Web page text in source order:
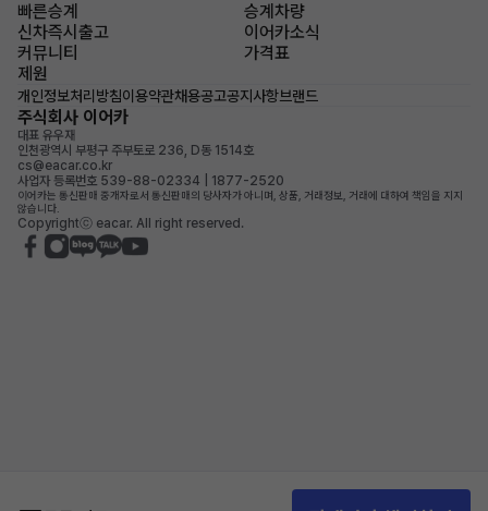
빠른승계
승계차량
신차즉시출고
이어카소식
커뮤니티
가격표
제원
개인정보처리방침이용약관채용공고공지사항브랜드
주식회사 이어카
대표 유우재
인천광역시 부평구 주부토로 236, D동 1514호
cs@eacar.co.kr
사업자 등록번호 539-88-02334 | 1877-2520
이어카는 통신판매 중개자로서 통신판매의 당사자가 아니며, 상품, 거래정보, 거래에 대하여 책임을 지지
않습니다.
Copyrightⓒ eacar. All right reserved.